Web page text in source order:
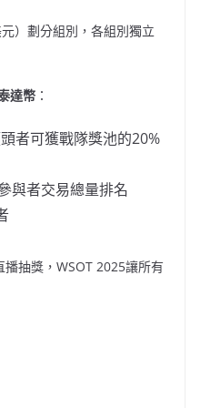
）劃分組別，各組別獨立
達幣 ：
者可獲戰隊獎池的20%
與者交易總量排名
抽獎，WSOT 2025讓所有